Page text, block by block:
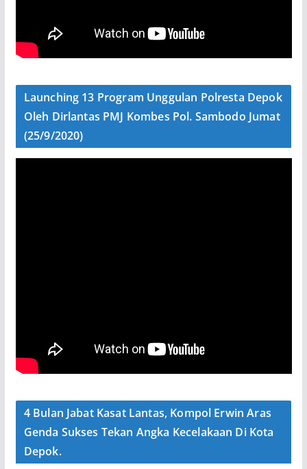
Launching 13 Program Unggulan Polresta Depok
Oleh Dirlantas PMJ Kombes Pol. Sambodo Jumat
(25/9/2020)
4 Bulan Jabat Kasat Lantas, Kompol Erwin Aras
Genda Sukses Tekan Angka Kecelakaan Di Kota
Depok.